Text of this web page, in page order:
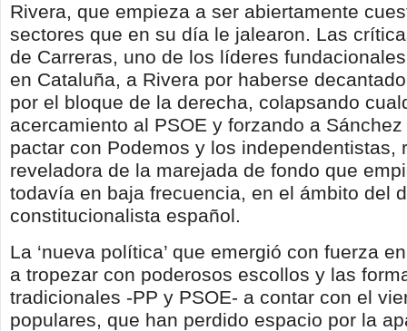
Rivera, que empieza a ser abiertamente
sectores que en su día le jalearon. Las
de Carreras, uno de los líderes
en Cataluña, a Rivera por haberse
por el bloque de la derecha, colapsando
acercamiento al PSOE y forzando a
pactar con Podemos y los independentistas,
reveladora de la marejada de fondo que
todavía en baja frecuencia, en el ámbito del
constitucionalista español.
La ‘nueva política’ que emergió con fuerza
a tropezar con poderosos escollos y las
tradicionales -PP y PSOE- a contar con el
populares, que han perdido espacio por la